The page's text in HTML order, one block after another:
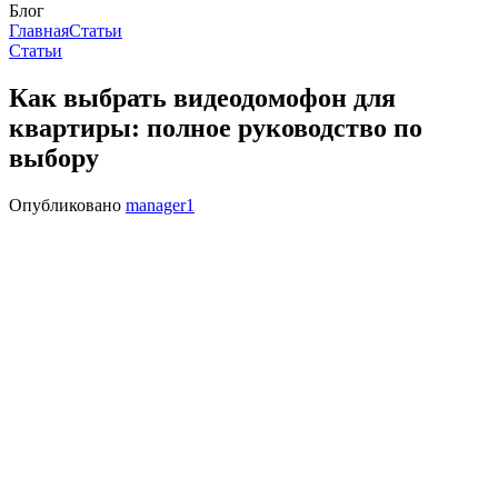
Блог
ГлавнаяСтатьи
Статьи
Как выбрать видеодомофон для
квартиры: полное руководство по
выбору
Опубликовано manager1